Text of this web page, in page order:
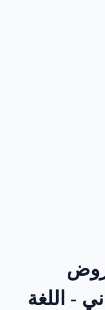
97 - فروض
- اللغة